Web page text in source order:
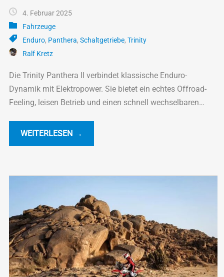
4. Februar 2025
Fahrzeuge
Enduro, Panthera, Schaltgetriebe, Trinity
Ralf Kretz
Die Trinity Panthera II verbindet klassische Enduro-
Dynamik mit Elektropower. Sie bietet ein echtes Offroad-
Feeling, leisen Betrieb und einen schnell wechselbaren
WEITERLESEN →